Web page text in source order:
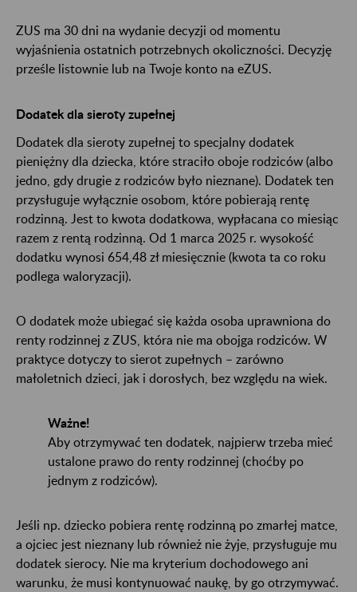
ZUS ma 30 dni na wydanie decyzji od momentu
wyjaśnienia ostatnich potrzebnych okoliczności. Decyzję
prześle listownie lub na Twoje konto na eZUS.
Dodatek dla sieroty zupełnej
Dodatek dla sieroty zupełnej to specjalny dodatek
pieniężny dla dziecka, które straciło oboje rodziców (albo
jedno, gdy drugie z rodziców było nieznane). Dodatek ten
przysługuje wyłącznie osobom, które pobierają rentę
rodzinną. Jest to kwota dodatkowa, wypłacana co miesiąc
razem z rentą rodzinną. Od 1 marca 2025 r. wysokość
dodatku wynosi 654,48 zł miesięcznie (kwota ta co roku
podlega waloryzacji).
O dodatek może ubiegać się każda osoba uprawniona do
renty rodzinnej z ZUS, która nie ma obojga rodziców. W
praktyce dotyczy to sierot zupełnych – zarówno
małoletnich dzieci, jak i dorosłych, bez względu na wiek.
Ważne!
Aby otrzymywać ten dodatek, najpierw trzeba mieć
ustalone prawo do renty rodzinnej (choćby po
jednym z rodziców).
Jeśli np. dziecko pobiera rentę rodzinną po zmarłej matce,
a ojciec jest nieznany lub również nie żyje, przysługuje mu
dodatek sierocy. Nie ma kryterium dochodowego ani
warunku, że musi kontynuować naukę, by go otrzymywać.